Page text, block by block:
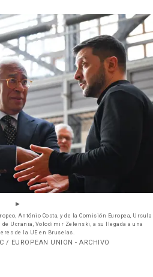
António Costa, y de la Comisión Europea, Ursula
Ucrania, Volodimir Zelenski, a su llegada a una
de la UE en Bruselas.
/ EUROPEAN UNION - ARCHIVO